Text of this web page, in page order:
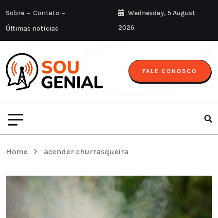
Sobre
Contato
Últimas notícias
Wednesday, 5 August
2026
FALE CONOSCO
Home acender churrasqueira